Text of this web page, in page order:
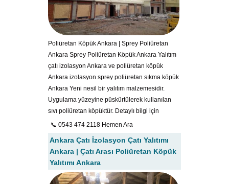
Poliüretan Köpük Ankara | Sprey Poliüretan
Ankara Sprey Poliüretan Köpük Ankara Yalıtım
çatı izolasyon Ankara ve poliüretan köpük
Ankara izolasyon sprey poliüretan sıkma köpük
Ankara Yeni nesil bir yalıtım malzemesidir.
Uygulama yüzeyine püskürtülerek kullanılan
sıvı poliüretan köpüktür. Detaylı bilgi için
📞 0543 474 2118 Hemen Ara
Ankara Çatı İzolasyon Çatı Yalıtımı
Ankara | Çatı Arası Poliüretan Köpük
Yalıtımı Ankara